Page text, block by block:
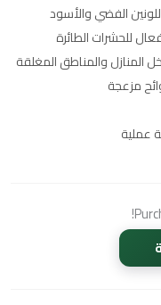
الفضي والأسود
والمناطق المغلقة
مزعجة
عملية